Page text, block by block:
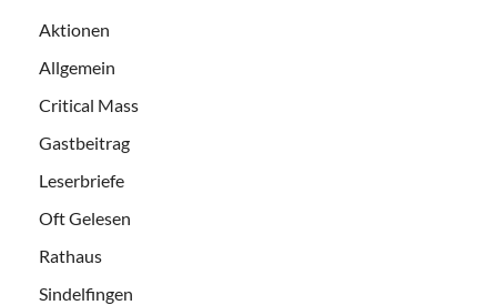
Aktionen
Allgemein
Critical Mass
Gastbeitrag
Leserbriefe
Oft Gelesen
Rathaus
Sindelfingen